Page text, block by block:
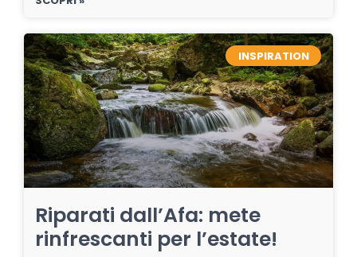
INSPIRATION
Riparati dall’Afa: mete
rinfrescanti per l’estate!